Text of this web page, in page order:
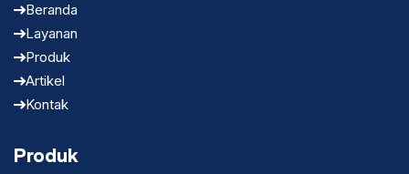
Beranda
Layanan
Produk
Artikel
Kontak
Produk